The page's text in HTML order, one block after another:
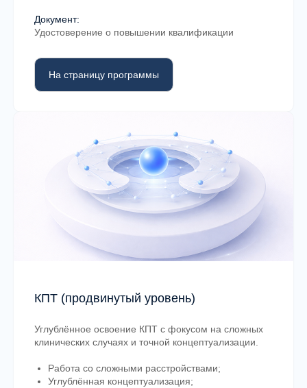
Документ:
Удостоверение о повышении квалификации
На страницу программы
КПТ (продвинутый уровень)
Углублённое освоение КПТ с фокусом на сложных
клинических случаях и точной концептуализации.
Работа со сложными расстройствами;
Углублённая концептуализация;